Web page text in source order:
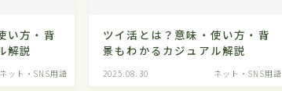
い方・背
解説
ネット・SNS用語
ツイ活とは？意味・使い方・背
景もわかるカジュアル解説
2025.08.30 ネット・SNS用語